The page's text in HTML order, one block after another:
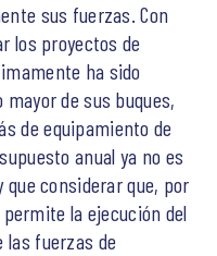
sus fuerzas. Con
los proyectos de
ha sido
de sus buques,
de equipamiento de
anual ya no es
considerar que, por
la ejecución del
las fuerzas de